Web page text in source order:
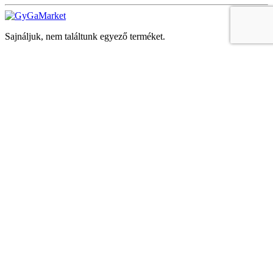
Sajnáljuk, nem találtunk egyező terméket.